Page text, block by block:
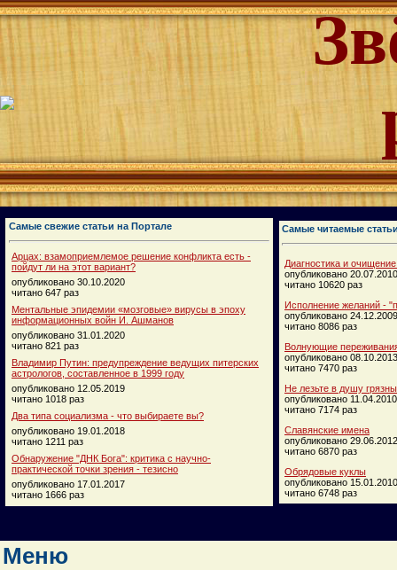
Самые свежие статьи на Портале
Арцах: взамоприемлемое решение конфликта есть -
пойдут ли на этот вариант?
опубликовано 30.10.2020
читано 647 раз
Ментальные эпидемии «мозговые» вирусы в эпоху
информационных войн И. Ашманов
опубликовано 31.01.2020
читано 821 раз
Владимир Путин: предупреждение ведущих питерских
астрологов, составленное в 1999 году
опубликовано 12.05.2019
читано 1018 раз
Два типа социализма - что выбираете вы?
опубликовано 19.01.2018
читано 1211 раз
Обнаружение "ДНК Бога": критика с научно-
практической точки зрения - тезисно
опубликовано 17.01.2017
читано 1666 раз
Самые читаемые
Диагностика и
опубликовано 20.07.2010
читано 10620 раз
Исполнение желаний -
опубликовано 24.12.2009
читано 8086 раз
Волнующие
опубликовано 08.10.2013
читано 7470 раз
Не лезьте в душу
опубликовано 11.04.2010
читано 7174 раз
Славянские имена
опубликовано 29.06.2012
читано 6870 раз
Обрядовые куклы
опубликовано 15.01.2010
читано 6748 раз
Меню